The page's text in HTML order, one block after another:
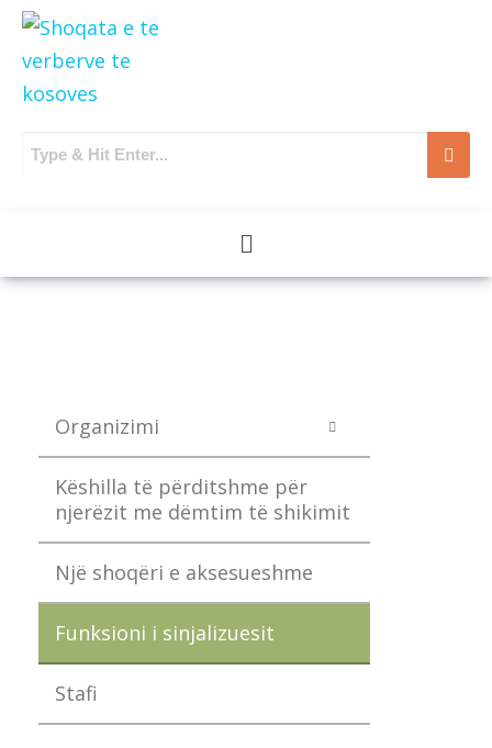
Organizimi
Këshilla të përditshme për
njerëzit me dëmtim të shikimit
Një shoqëri e aksesueshme
Funksioni i sinjalizuesit
Stafi